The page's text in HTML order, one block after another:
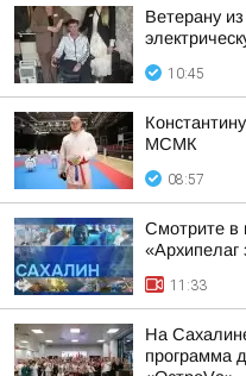
Ветерану
10:45
МСМК
08:57
Смотрите в
«Архипелаг
11:33
На
программа